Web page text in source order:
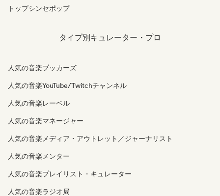
トップシンセポップ
タイプ別キュレーター・プロ
人気の音楽ブッカーズ
人気の音楽YouTube/Twitchチャンネル
人気の音楽レーベル
人気の音楽マネージャー
人気の音楽メディア・アウトレット／ジャーナリスト
人気の音楽メンター
人気の音楽プレイリスト・キュレーター
人気の音楽ラジオ局